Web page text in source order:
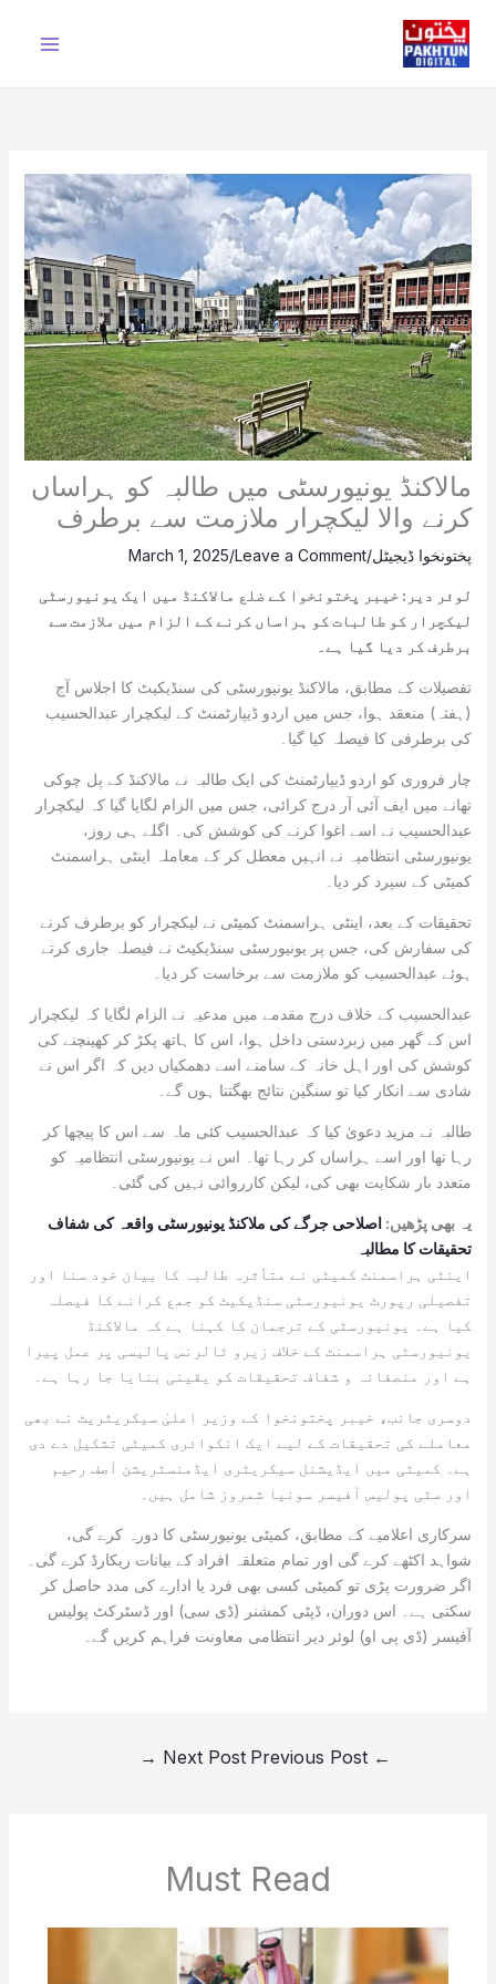
content
مالاکنڈ یونیورسٹی میں طالبہ کو ہراساں
کرنے والا لیکچرار ملازمت سے برطرف
پختونخوا ڈیجیٹل/
Leave a Comment
/
March 1, 2025
لوئر دیر: خیبر پختونخوا کے ضلع مالاکنڈ میں ایک یونیورسٹی
لیکچرار کو طالبات کو ہراساں کرنے کے الزام میں ملازمت سے
برطرف کر دیا گیا ہے۔
تفصیلات کے مطابق، مالاکنڈ یونیورسٹی کی سنڈیکیٹ کا اجلاس آج
(ہفتہ) منعقد ہوا، جس میں اردو ڈیپارٹمنٹ کے لیکچرار عبدالحسیب
کی برطرفی کا فیصلہ کیا گیا۔
چار فروری کو اردو ڈیپارٹمنٹ کی ایک طالبہ نے مالاکنڈ کے پل چوکی
تھانے میں ایف آئی آر درج کرائی، جس میں الزام لگایا گیا کہ لیکچرار
عبدالحسیب نے اسے اغوا کرنے کی کوشش کی۔ اگلے ہی روز،
یونیورسٹی انتظامیہ نے انہیں معطل کر کے معاملہ اینٹی ہراسمنٹ
کمیٹی کے سپرد کر دیا۔
تحقیقات کے بعد، اینٹی ہراسمنٹ کمیٹی نے لیکچرار کو برطرف کرنے
کی سفارش کی، جس پر یونیورسٹی سنڈیکیٹ نے فیصلہ جاری کرتے
ہوئے عبدالحسیب کو ملازمت سے برخاست کر دیا۔
عبدالحسیب کے خلاف درج مقدمے میں مدعیہ نے الزام لگایا کہ لیکچرار
اس کے گھر میں زبردستی داخل ہوا، اس کا ہاتھ پکڑ کر کھینچنے کی
کوشش کی اور اہل خانہ کے سامنے اسے دھمکیاں دیں کہ اگر اس نے
شادی سے انکار کیا تو سنگین نتائج بھگتنا ہوں گے۔
طالبہ نے مزید دعویٰ کیا کہ عبدالحسیب کئی ماہ سے اس کا پیچھا کر
رہا تھا اور اسے ہراساں کر رہا تھا۔ اس نے یونیورسٹی انتظامیہ کو
متعدد بار شکایت بھی کی، لیکن کارروائی نہیں کی گئی۔
یہ بھی پڑھیں: اصلاحی جرگے کی ملاکنڈ یونیورسٹی واقعہ کی شفاف
تحقیقات کا مطالبہ
اینٹی ہراسمنٹ کمیٹی نے متأثرہ طالبہ کا بیان خود سنا اور
تفصیلی رپورٹ یونیورسٹی سنڈیکیٹ کو جمع کرانے کا فیصلہ
کیا ہے۔ یونیورسٹی کے ترجمان کا کہنا ہے کہ مالاکنڈ
یونیورسٹی ہراسمنٹ کے خلاف زیرو ٹالرنس پالیسی پر عمل پیرا
ہے اور منصفانہ و شفاف تحقیقات کو یقینی بنایا جا رہا ہے۔
دوسری جانب، خیبر پختونخوا کے وزیر اعلیٰ سیکریٹریٹ نے بھی
معاملے کی تحقیقات کے لیے ایک انکوائری کمیٹی تشکیل دے دی
ہے۔ کمیٹی میں ایڈیشنل سیکریٹری ایڈمنسٹریشن آصف رحیم
اور سٹی پولیس آفیسر سونیا شمروز شامل ہیں۔
سرکاری اعلامیے کے مطابق، کمیٹی یونیورسٹی کا دورہ کرے گی،
شواہد اکٹھے کرے گی اور تمام متعلقہ افراد کے بیانات ریکارڈ کرے گی۔
اگر ضرورت پڑی تو کمیٹی کسی بھی فرد یا ادارے کی مدد حاصل کر
سکتی ہے۔ اس دوران، ڈپٹی کمشنر (ڈی سی) اور ڈسٹرکٹ پولیس
آفیسر (ڈی پی او) لوئر دیر انتظامی معاونت فراہم کریں گے۔
←
Next Post
→
Must Read